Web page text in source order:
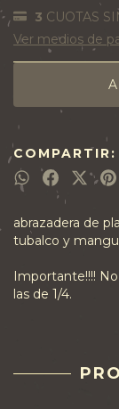
3 CUOTAS
Ver medios de
COMPARTIR:
abrazadera de
tubalco y
Importante!!!!
las de 1/4.